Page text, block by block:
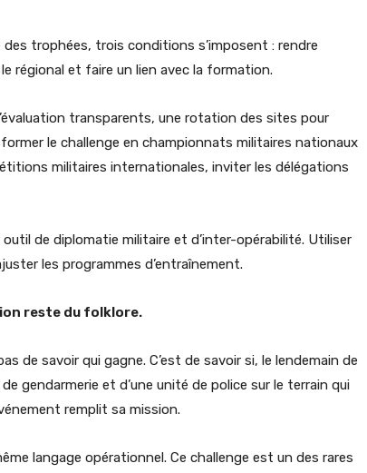
des trophées, trois conditions s’imposent : rendre
régional et faire un lien avec la formation.
transparents, une rotation des sites pour
le challenge en championnats militaires nationaux
militaires internationales, inviter les délégations
de diplomatie militaire et d’inter-opérabilité. Utiliser
les programmes d’entraînement.
reste du folklore.
de savoir qui gagne. C’est de savoir si, le lendemain de
gendarmerie et d’une unité de police sur le terrain qui
remplit sa mission.
langage opérationnel. Ce challenge est un des rares